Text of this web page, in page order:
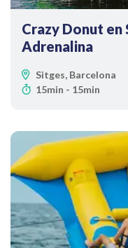
Crazy Donut en
Adrenalina
Sitges, Barcelona
15min - 15min